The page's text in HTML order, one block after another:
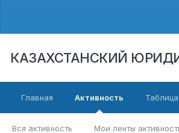
КАЗАХСТАНСКИЙ
Главная Активность
Вся активность Мои ленты